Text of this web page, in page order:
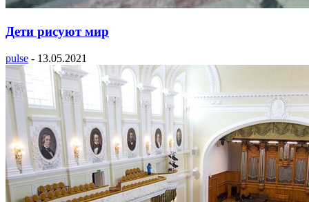
Дети рисуют мир
pulse - 13.05.2021